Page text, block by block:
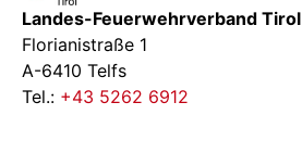
Landes-Feuerwehrverband Tirol
Florianistraße 1
A-6410 Telfs
Tel.: +43 5262 6912